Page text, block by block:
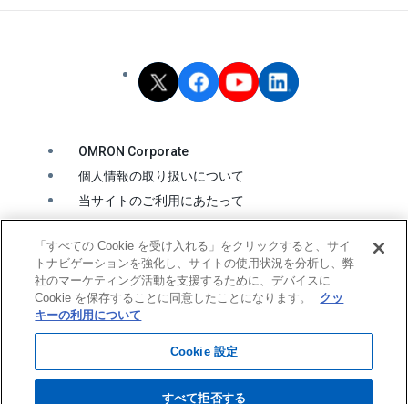
OMRON Corporate
個人情報の取り扱いについて
当サイトのご利用にあたって
クッキーの利用について
ソーシャルメディア公式アカウント運用ポリシー
ウェブアクセシビリティ方針
© OMRON Corporation All Rights Reserved.
「すべての Cookie を受け入れる」をクリックすると、サイ
トナビゲーションを強化し、サイトの使用状況を分析し、弊
社のマーケティング活動を支援するために、デバイスに
Cookie を保存することに同意したことになります。
クッ
キーの利用について
Cookie 設定
すべて拒否する